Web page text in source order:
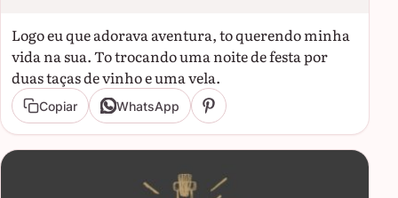
Logo eu que adorava aventura, to querendo minha
vida na sua. To trocando uma noite de festa por
duas taças de vinho e uma vela.
Copiar WhatsApp